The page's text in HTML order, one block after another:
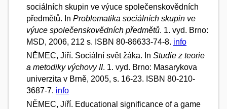
sociálních skupin ve výuce společenskovědních
předmětů. In Problematika sociálních skupin ve
výuce společenskovědních předmětů. 1. vyd. Brno:
MSD, 2006, 212 s. ISBN 80-86633-74-8. info
NĚMEC, Jiří. Sociální svět žáka. In Studie z teorie
a metodiky výchovy II. 1. vyd. Brno: Masarykova
univerzita v Brně, 2005, s. 16-23. ISBN 80-210-
3687-7. info
NĚMEC, Jiří. Educational significance of a game